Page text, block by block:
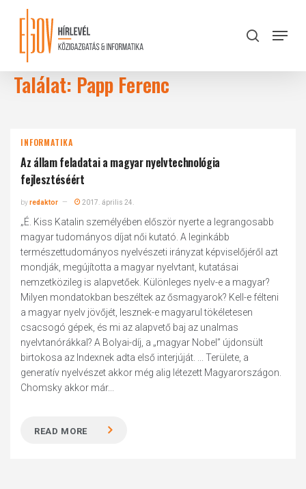
content
search
Menu
Találat: Papp Ferenc
INFORMATIKA
Az állam feladatai a magyar nyelvtechnológia
fejlesztéséért
byredaktor 2017. április 24.
„É. Kiss Katalin személyében először nyerte a legrangosabb
magyar tudományos díjat női kutató. A leginkább
természettudományos nyelvészeti irányzat képviselőjéről azt
mondják, megújította a magyar nyelvtant, kutatásai
nemzetközileg is alapvetőek. Különleges nyelv-e a magyar?
Milyen mondatokban beszéltek az ősmagyarok? Kell-e félteni
a magyar nyelv jövőjét, lesznek-e magyarul tökéletesen
csacsogó gépek, és mi az alapvető baj az unalmas
nyelvtanórákkal? A Bolyai-díj, a „magyar Nobel” újdonsült
birtokosa az Indexnek adta első interjúját. ... Területe, a
generatív nyelvészet akkor még alig létezett Magyarországon.
Chomsky akkor már...
READ MORE
Close